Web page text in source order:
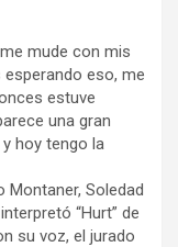
mude con mis
eso, me
estuve
una gran
hoy tengo la
Soledad
“Hurt” de
su voz, el jurado